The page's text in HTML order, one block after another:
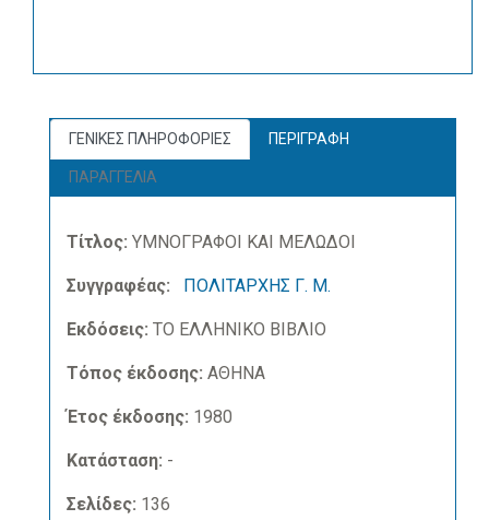
ΓΕΝΙΚΕΣ ΠΛΗΡΟΦΟΡΙΕΣ ΠΕΡΙΓΡΑΦΗ
ΠΑΡΑΓΓΕΛΙΑ
Τίτλος: ΥΜΝΟΓΡΑΦΟΙ ΚΑΙ ΜΕΛΩΔΟΙ
Συγγραφέας: ΠΟΛΙΤΑΡΧΗΣ Γ. Μ.
Εκδόσεις: ΤΟ ΕΛΛΗΝΙΚΟ ΒΙΒΛΙΟ
Τόπος έκδοσης: ΑΘΗΝΑ
Έτος έκδοσης: 1980
Κατάσταση: -
Σελίδες: 136